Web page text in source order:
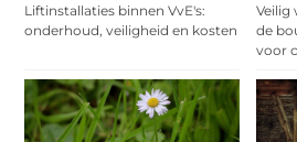
Liftinstallaties binnen VvE's:
onderhoud, veiligheid en kosten
Veilig
de
voor